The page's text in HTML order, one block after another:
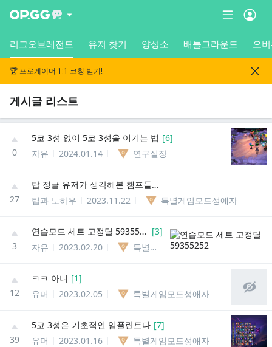
리그오브레전드 유저 찾기 양성소 배틀그라운드 오
🏆 프로게이머 1:1 코칭 받기!
게시글 리스트
0
5코 3성 없이 5코 3성을 이기는 법 [6]
자유
2024.01.14 연구실장
27
탑 정글 유저가 생각해본 챔프들의 템트리 *장문
팁과 노하우
2023.11.22 특별게임모드성애자
3
연습모드 세트 고정딜 59355252 [3]
자유
2023.02.20 특별게임모드성애자
12
ㅋㅋ 아니 [1]
유머
2023.02.05 특별게임모드성애자
39
5코 3성은 기초적인 임플란트다 [7]
유머
2023.01.16 특별게임모드성애자